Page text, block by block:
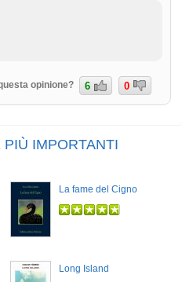
opinione? 6 0
IMPORTANTI
La fame del Cigno
Long Island